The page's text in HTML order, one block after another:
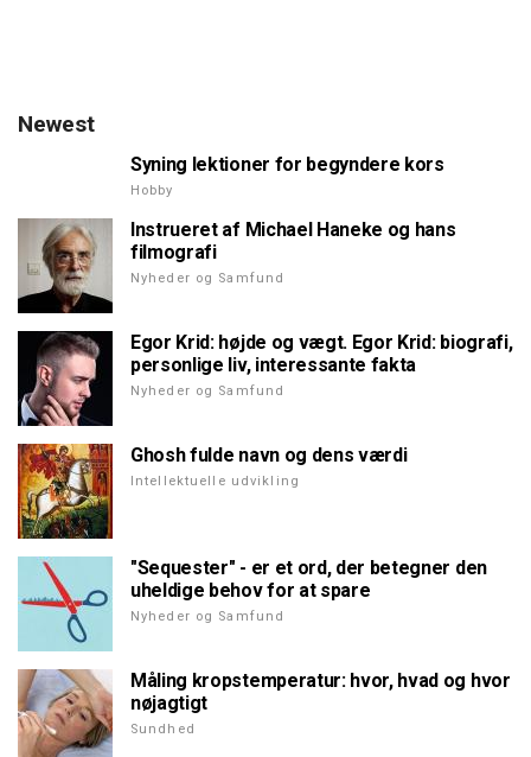
Newest
Syning lektioner for begyndere kors
Hobby
Instrueret af Michael Haneke og hans
filmografi
Nyheder og Samfund
Egor Krid: højde og vægt. Egor Krid: biografi,
personlige liv, interessante fakta
Nyheder og Samfund
Ghosh fulde navn og dens værdi
Intellektuelle udvikling
"Sequester" - er et ord, der betegner den
uheldige behov for at spare
Nyheder og Samfund
Måling kropstemperatur: hvor, hvad og hvor
nøjagtigt
Sundhed